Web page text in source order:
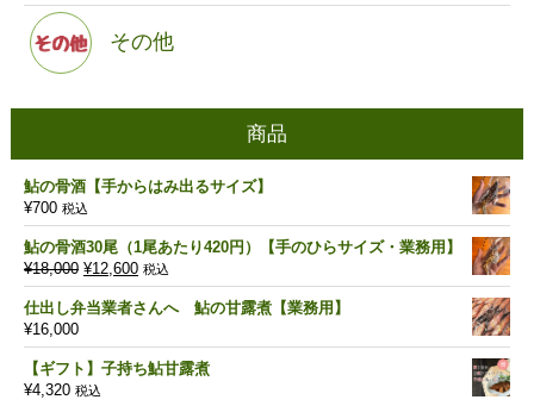
その他
商品
鮎の骨酒【手からはみ出るサイズ】
¥700 税込
鮎の骨酒30尾（1尾あたり420円）【手のひらサイズ・業務用】
¥18,000 元
の
価
は
¥18,000
で
¥12,600現
在
の
格
は
税込
仕出し弁当業者さんへ 鮎の甘露煮【業務用】
¥16,000
【ギフト】子持ち鮎甘露煮
¥4,320 税込